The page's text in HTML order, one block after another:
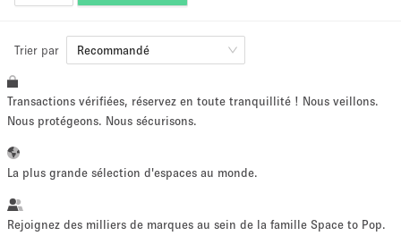
Taille de l'espace
~ 13 personnes
Trier par Recommandé
Transactions vérifiées, réservez en toute tranquillité ! Nous veillons.
Nous protégeons. Nous sécurisons.
La plus grande sélection d'espaces au monde.
Rejoignez des milliers de marques au sein de la famille Space to Pop.